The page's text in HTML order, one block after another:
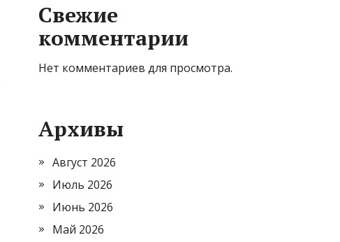
Свежие
комментарии
Нет комментариев для просмотра.
Архивы
Август 2026
Июль 2026
Июнь 2026
Май 2026